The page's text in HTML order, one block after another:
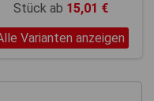
Informationen,
zu
und
Stück ab 15,01 €
Varianten anzeigen